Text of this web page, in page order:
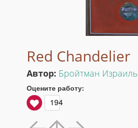
Red Chandelier
Автор: Бройтман Израиль
Оцените работу:
194